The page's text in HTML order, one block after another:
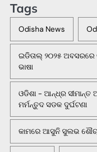
Tags
Odisha News
ଇଡିତାଲ୍ ୨୦୨୫ ଅବସରରେ
ଭାଷା
ଓଡିଶା - ଆନ୍ଧ୍ର
ମର୍ମନ୍ତୁଦ ସଡକ ଦୁର୍ଘଟଣା
କାମରେ ଆସୁନି ସୁଲଭ